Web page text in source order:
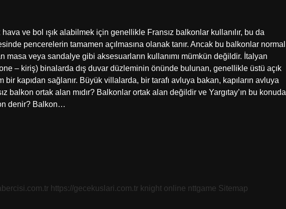
ve bol ışık alabilmek için genellikle Fransız balkonlar kullanılır, bu da
pencerelerin tamamen açılmasına olanak tanır. Ancak bu balkonlar normal
masa veya sandalye gibi aksesuarların kullanımı mümkün değildir. İtalyan
– kiriş) binalarda dış duvar düzleminin önünde bulunan, genellikle üstü açık
kapıdan sağlanır. Büyük villalarda, bir tarafı avluya bakan, kapıların avluya
balkon ortak alan mıdır? Balkonlar ortak alan değildir ve Yargıtay’ın bu konuda
denir? Balkon…
https://gecekuslari.com.tr knight online nttgame Sitemap